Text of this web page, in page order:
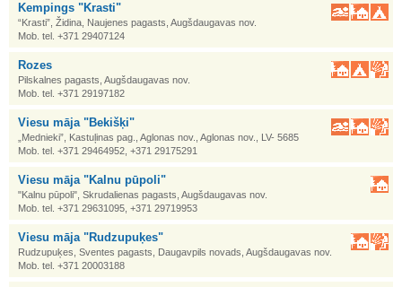
Kempings "Krasti"
“Krasti”, Židina, Naujenes pagasts, Augšdaugavas nov.
Mob. tel. +371 29407124
Rozes
Pilskalnes pagasts, Augšdaugavas nov.
Mob. tel. +371 29197182
Viesu māja "Bekišķi"
„Mednieki”, Kastuļinas pag., Aglonas nov., Aglonas nov., LV- 5685
Mob. tel. +371 29464952, +371 29175291
Viesu māja "Kalnu pūpoli"
"Kalnu pūpoli", Skrudalienas pagasts, Augšdaugavas nov.
Mob. tel. +371 29631095, +371 29719953
Viesu māja "Rudzupuķes"
Rudzupuķes, Sventes pagasts, Daugavpils novads, Augšdaugavas nov.
Mob. tel. +371 20003188